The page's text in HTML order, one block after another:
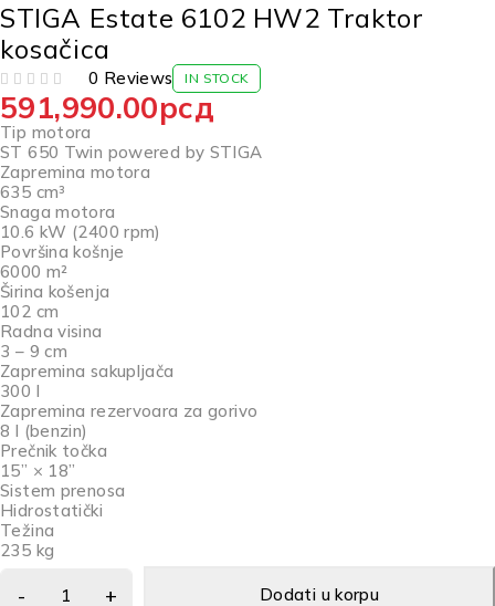
STIGA Estate 6102 HW2 Traktor
kosačica
0 Reviews IN STOCK
591,990.00рсд
Tip motora
ST 650 Twin powered by STIGA
Zapremina motora
635 cm³
Snaga motora
10.6 kW (2400 rpm)
Površina košnje
6000 m²
Širina košenja
102 cm
Radna visina
3 – 9 cm
Zapremina sakupljača
300 l
Zapremina rezervoara za gorivo
8 l (benzin)
Prečnik točka
15” × 18”
Sistem prenosa
Hidrostatički
Težina
235 kg
Dodati u korpu